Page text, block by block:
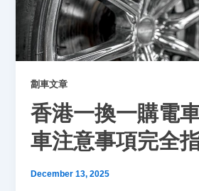
劏車文章
香港一換一購電
車注意事項完全
December 13, 2025